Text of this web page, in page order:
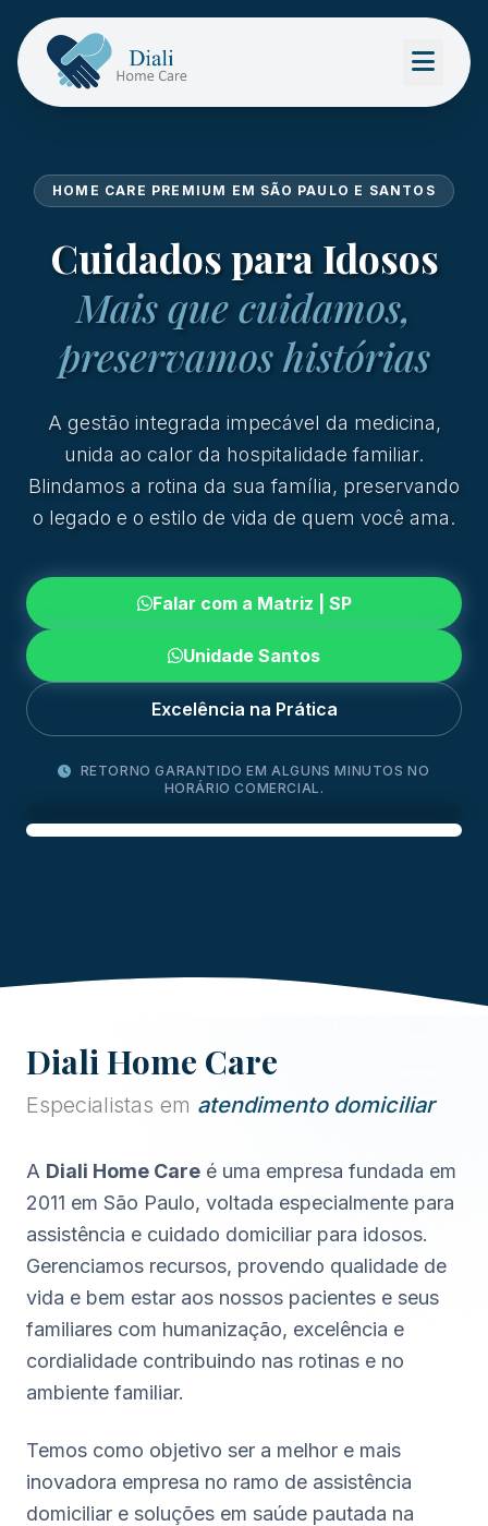
HOME CARE PREMIUM EM SÃO PAULO E SANTOS
Cuidados para Idosos
Mais que cuidamos,
preservamos histórias
A gestão integrada impecável da medicina,
unida ao calor da hospitalidade familiar.
Blindamos a rotina da sua família, preservando
o legado e o estilo de vida de quem você ama.
Falar com a Matriz | SP
Unidade Santos
Excelência na Prática
RETORNO GARANTIDO EM ALGUNS MINUTOS NO
HORÁRIO COMERCIAL.
Diali Home Care
Especialistas em atendimento domiciliar
A Diali Home Care é uma empresa fundada em
2011 em São Paulo, voltada especialmente para
assistência e cuidado domiciliar para idosos.
Gerenciamos recursos, provendo qualidade de
vida e bem estar aos nossos pacientes e seus
familiares com humanização, excelência e
cordialidade contribuindo nas rotinas e no
ambiente familiar.
Temos como objetivo ser a melhor e mais
inovadora empresa no ramo de assistência
domiciliar e soluções em saúde pautada na